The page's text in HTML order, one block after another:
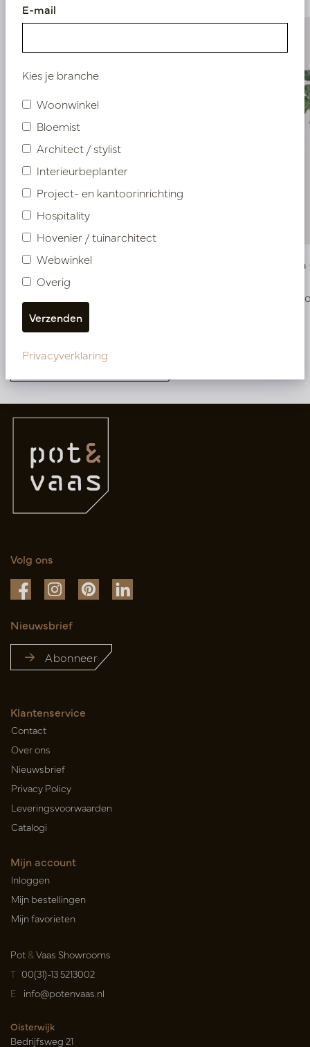
Monstera Groen H80 D50
PV17.4151108
Op
Meer van Kunstplanten
Volg ons
Nieuwsbrief
Abonneer
Klantenservice
Contact
Over ons
Nieuwsbrief
Privacy Policy
Leveringsvoorwaarden
Catalogi
Mijn account
Inloggen
Mijn bestellingen
Mijn favorieten
Pot&Vaas Showrooms
T 00(31)-13 5213002
E info@potenvaas.nl
Oisterwijk
Bedrijfsweg 21
E-mail
Kies je branche
Woonwinkel
Bloemist
Architect / stylist
Interieurbeplanter
Project- en kantoorinrichting
Hospitality
Hovenier / tuinarchitect
Webwinkel
Overig
Privacyverklaring